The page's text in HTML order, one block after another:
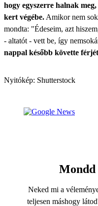
hogy egyszerre halnak
kert végébe. Amikor nem
mondta: "Édeseim, azt
- altatót - vett be, így
nappal később követte
Nyitókép: Shutterstock
Mondd
Neked mi a
teljesen máshogy